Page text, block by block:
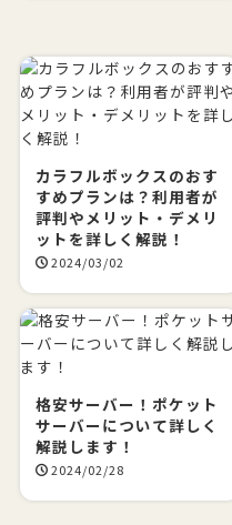
カラフルボックスのおす
すめプランは？利用者が
評判やメリット・デメリ
ットを詳しく解説！
2024/03/02
格安サーバー！ポケット
サーバーについて詳しく
解説します！
2024/02/28